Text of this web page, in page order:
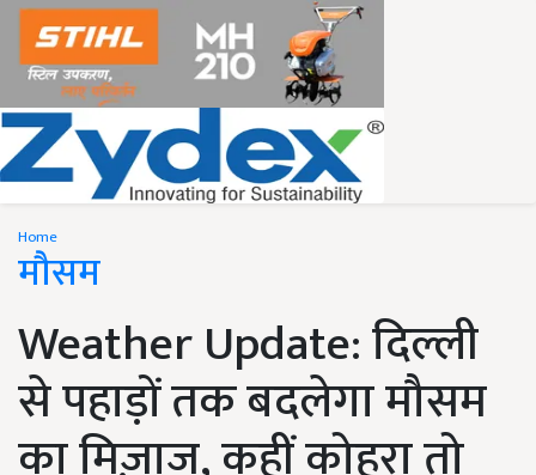
Home
मौसम
Weather Update: दिल्ली
से पहाड़ों तक बदलेगा मौसम